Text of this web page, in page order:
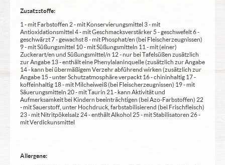
Zusatzstoffe:
1 - mit Farbstoffen 2 - mit Konservierungsmittel 3 - mit
Antioxidationsmittel 4 - mit Geschmacksverstärker 5 - geschwefelt 6 -
geschwärzt 7 - gewachst 8 - mit Phosphat/en (bei Fleischerzeugnissen)
9 - mit Süßungsmittel 10 - mit Süßungsmitteln 11 - mit (einer)
Zuckerart/en und Süßungsmittel/n 12 - nur bei Tafelsüßen zusätzlich
zur Angabe 13 - enthält eine Phenylalaninquelle (zusätzlich zur Angabe
14 - kann bei übermäßigem Verzehr abführend wirken (zusätzlich zur
Angabe 15 - unter Schutzatmosphäre verpackt 16 - chininhaltig 17 -
koffeinhaltig 18 - mit Milcheiweiß (bei Fleischerzeugnissen) 19 - mit
Säuerungsmitteln 20 - mit Taurin 21 - kann Aktivität und
Aufmerksamkeit bei Kindern beeinträchtigen (bei Azo-Farbstoffen) 22
- mit Sauerstoff, unter Hochdruck, farbstabilisierend (bei Frischfleisch)
23 - mit Nitritpökelsalz 24 - enthält Alkohol 25 - mit Stabilisatoren 26 -
mit Verdickunsmittel
Allergene: